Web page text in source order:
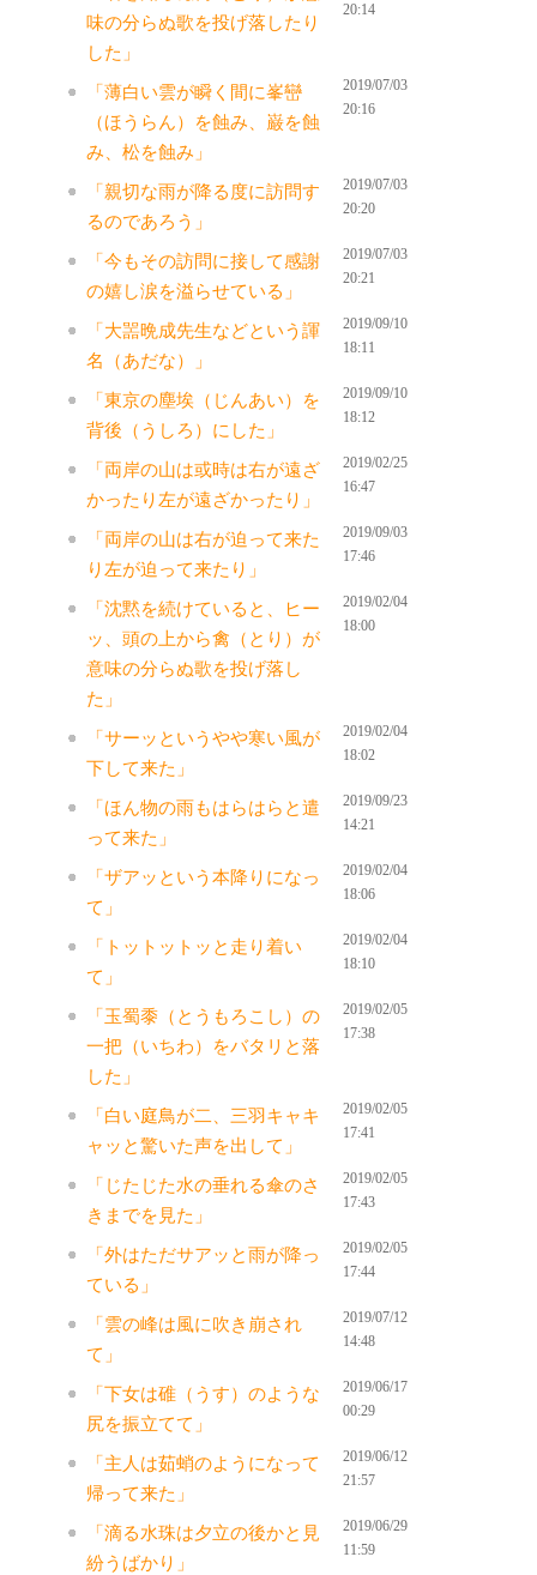
味の分らぬ歌を投げ落したり
した」
20:14
「薄白い雲が瞬く間に峯巒
（ほうらん）を蝕み、巌を蝕
み、松を蝕み」
2019/07/03
20:16
「親切な雨が降る度に訪問す
るのであろう」
2019/07/03
20:20
「今もその訪問に接して感謝
の嬉し涙を溢らせている」
2019/07/03
20:21
「大噐晩成先生などという諢
名（あだな）」
2019/09/10
18:11
「東京の塵埃（じんあい）を
背後（うしろ）にした」
2019/09/10
18:12
「両岸の山は或時は右が遠ざ
かったり左が遠ざかったり」
2019/02/25
16:47
「両岸の山は右が迫って来た
り左が迫って来たり」
2019/09/03
17:46
「沈黙を続けていると、ヒー
ッ、頭の上から禽（とり）が
意味の分らぬ歌を投げ落し
た」
2019/02/04
18:00
「サーッというやや寒い風が
下して来た」
2019/02/04
18:02
「ほん物の雨もはらはらと遣
って来た」
2019/09/23
14:21
「ザアッという本降りになっ
て」
2019/02/04
18:06
「トットットッと走り着い
て」
2019/02/04
18:10
「玉蜀黍（とうもろこし）の
一把（いちわ）をバタリと落
した」
2019/02/05
17:38
「白い庭鳥が二、三羽キャキ
ャッと驚いた声を出して」
2019/02/05
17:41
「じたじた水の垂れる傘のさ
きまでを見た」
2019/02/05
17:43
「外はただサアッと雨が降っ
ている」
2019/02/05
17:44
「雲の峰は風に吹き崩され
て」
2019/07/12
14:48
「下女は碓（うす）のような
尻を振立てて」
2019/06/17
00:29
「主人は茹蛸のようになって
帰って来た」
2019/06/12
21:57
「滴る水珠は夕立の後かと見
紛うばかり」
2019/06/29
11:59